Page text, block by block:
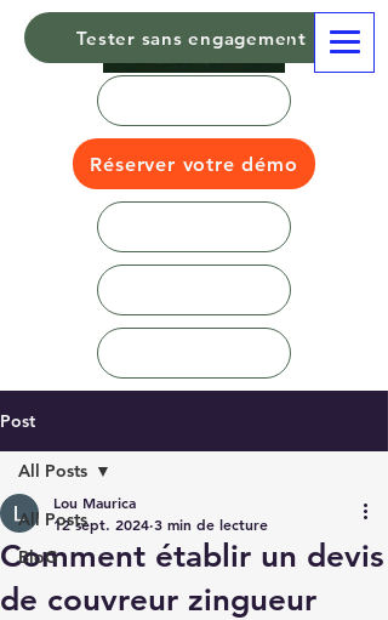
Tester sans engagement
Réserver votre démo
Post
All Posts
BloG
All Posts
Comment établir un devis
de couvreur zingueur
Lou Maurica
12 sept. 2024 3 min de lecture